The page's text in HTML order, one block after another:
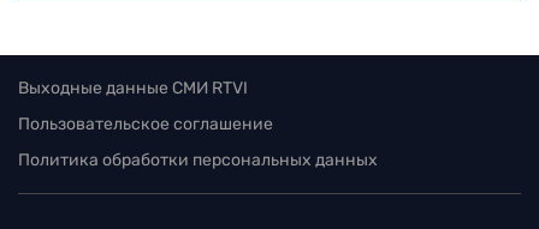
Выходные данные СМИ RTVI
Пользовательское соглашение
Политика обработки персональных данных